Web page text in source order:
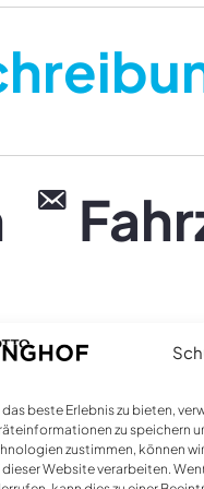
das beste Erlebnis zu bieten,
zu speichern
zustimmen, können
Website verarbeiten.